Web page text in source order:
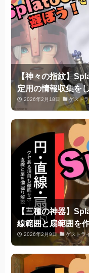
【神々の指紋】
定用の情報収集を
2026年2月18日 ゲスト
【三種の神器】
線範囲と扇範囲を
2026年2月9日 ゲストラ